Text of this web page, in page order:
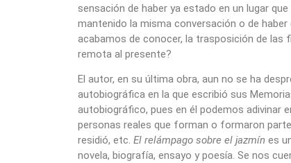
sensación de haber ya estado en un lugar
mantenido la misma conversación o de
acabamos de conocer, la trasposición de las
remota al presente?
El autor, en su última obra, aun no se ha
autobiográfica en la que escribió sus
autobiográfico, pues en él podemos adivinar
personas reales que forman o formaron
residió, etc. El relámpago sobre el jazmín es
novela, biografía, ensayo y poesía. Se nos